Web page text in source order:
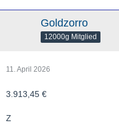
Goldzorro
12000g Mitglied
11. April 2026
3.913,45 €
Z